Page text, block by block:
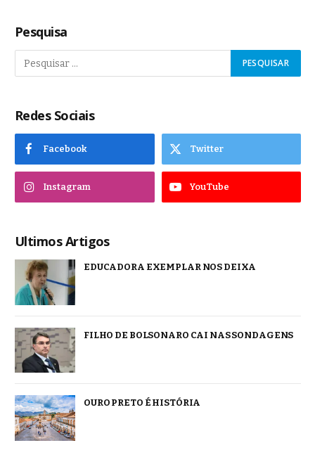
Pesquisa
Redes Sociais
Facebook Twitter
Instagram YouTube
Ultimos Artigos
EDUCADORA EXEMPLAR NOS DEIXA
FILHO DE BOLSONARO CAI NAS SONDAGENS
OURO PRETO É HISTÓRIA